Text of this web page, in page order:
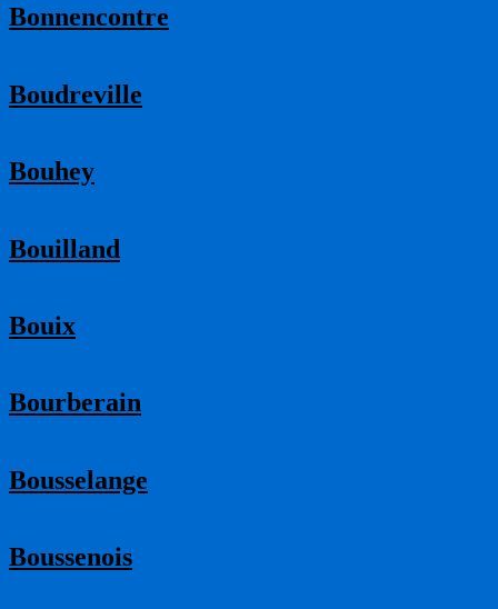
Bonnencontre
Boudreville
Bouhey
Bouilland
Bouix
Bourberain
Bousselange
Boussenois